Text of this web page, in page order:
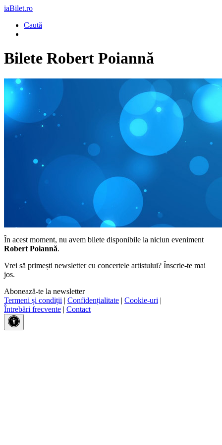
iaBilet.ro
Caută
Bilete Robert Poiannă
În acest moment, nu avem bilete disponibile la niciun eveniment
Robert Poiannă.
Vrei să primești newsletter cu concertele artistului? Înscrie-te mai
jos.
Abonează-te la newsletter
Termeni și condiții | Confidențialitate | Cookie-uri |
Întrebări frecvente | Contact